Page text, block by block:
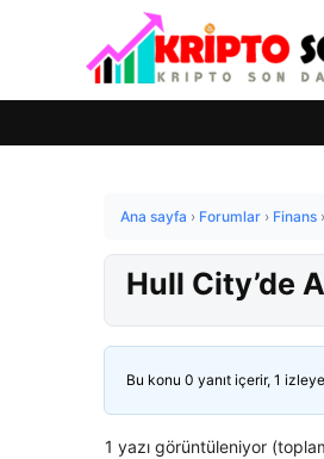
Ana sayfa › Forumlar › Finans ›
Hull City’de
Bu konu 0 yanıt içerir, 1
1 yazı görüntüleniyor